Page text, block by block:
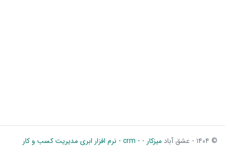
© ۱۴۰۴ - عشق آباد میزکار - - crm - نرم افزار ابری مدیریت کسب و کار